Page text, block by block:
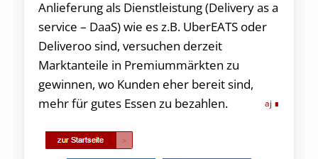
Anlieferung als Dienstleistung (Delivery as a
service – DaaS) wie es z.B. UberEATS oder
Deliveroo sind, versuchen derzeit
Marktanteile in Premiummärkten zu
gewinnen, wo Kunden eher bereit sind,
mehr für gutes Essen zu bezahlen.
aj